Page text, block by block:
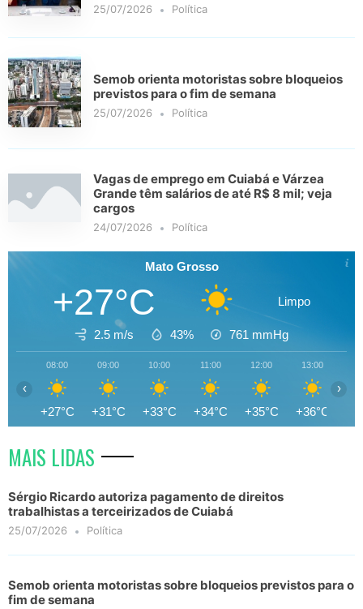
25/07/2026 Política
Semob orienta motoristas sobre bloqueios
previstos para o fim de semana
25/07/2026 Política
Vagas de emprego em Cuiabá e Várzea
Grande têm salários de até R$ 8 mil; veja
cargos
24/07/2026 Política
Mato Grosso
+27°C Limpo
2.5 m/s 43% 761 mmHg
08:00
+27°C
09:00
+31°C
10:00
+33°C
11:00
+34°C
12:00
+35°C
13:00
+36°C
‹ ›
MAIS LIDAS
Sérgio Ricardo autoriza pagamento de direitos
trabalhistas a terceirizados de Cuiabá
25/07/2026 Política
Semob orienta motoristas sobre bloqueios previstos para o
fim de semana